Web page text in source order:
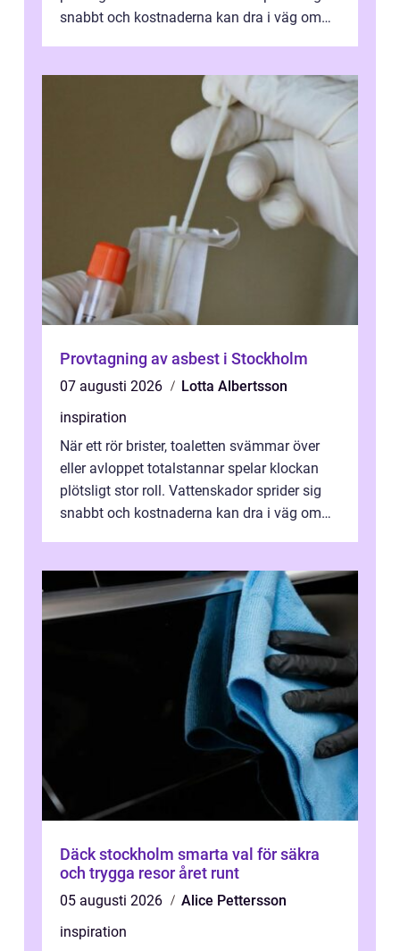
snabbt och kostnaderna kan dra i väg om
Provtagning av asbest i Stockholm
07 augusti 2026
Lotta Albertsson
inspiration
När ett rör brister, toaletten svämmar över
eller avloppet totalstannar spelar klockan
plötsligt stor roll. Vattenskador sprider sig
snabbt och kostnaderna kan dra i väg om
Däck stockholm smarta val för säkra
och trygga resor året runt
05 augusti 2026
Alice Pettersson
inspiration